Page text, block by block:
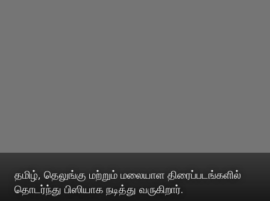
தமிழ், தெலுங்கு மற்றும் மலையாள திரைப்படங்களில்
தொடர்ந்து பிஸியாக நடித்து வருகிறார்.